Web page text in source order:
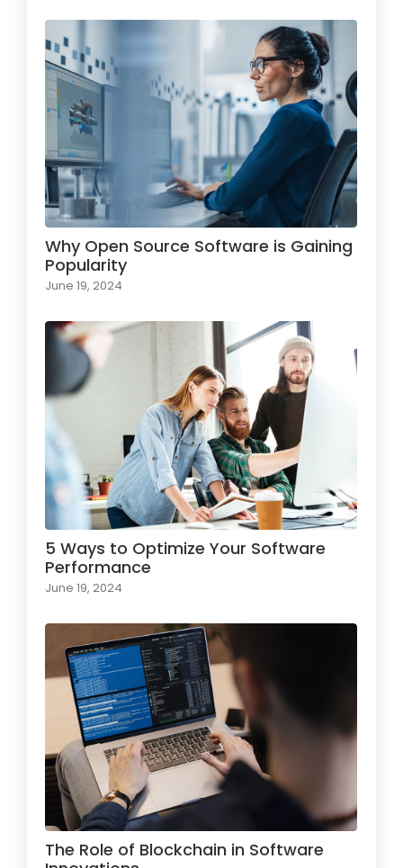
Why Open Source Software is Gaining
Popularity
June 19, 2024
5 Ways to Optimize Your Software
Performance
June 19, 2024
The Role of Blockchain in Software